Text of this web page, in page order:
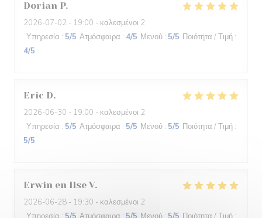
Dorian P
2026-07-02 - 19:00 - καλεσμένοι 2
Υπηρεσία : 5/5 Ατμόσφαιρα : 4/5 Μενού : 5/5 Ποιότητα / Τιμή :
4/5
Eric D
2026-06-30 - 19:00 - καλεσμένοι 2
Υπηρεσία : 5/5 Ατμόσφαιρα : 5/5 Μενού : 5/5 Ποιότητα / Τιμή :
5/5
Erwin en Ilse V
2026-06-28 - 19:30 - καλεσμένοι 2